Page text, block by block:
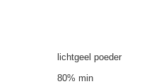
lichtgeel poeder
80% min